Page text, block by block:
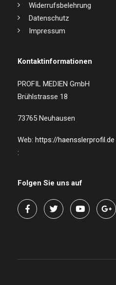
Widerrufsbelehrung
Datenschutz
Impressum
Kontaktinformationen
PROFIL MEDIEN GmbH
Brühlstrasse 18
73765 Neuhausen
Web: https://haensslerprofil.de
:
Folgen Sie uns auf